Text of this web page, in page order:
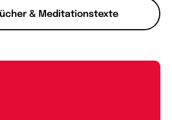
& Meditationstexte